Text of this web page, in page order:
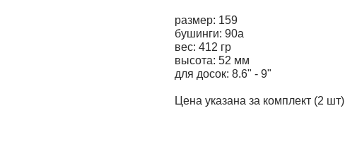
размер: 159
бушинги: 90а
вес: 412 гр
высота: 52 мм
для досок: 8.6" - 9"
Цена указана за комплект (2 шт)